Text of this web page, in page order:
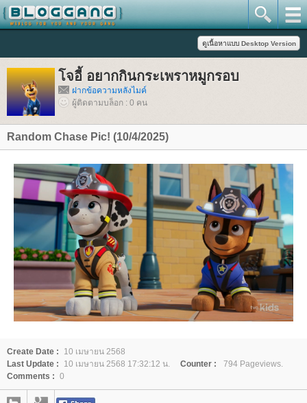
จอี้ อยากกินกระเพราหมูกรอบ
ฝากข้อความหลังไมค์
ผู้ติดตามบล็อก : 0 คน
Random Chase Pic! (10/4/2025)
Create Date :
10 เมษายน 2568
Last Update :
10 เมษายน 2568 17:32:12 น. Counter :
794 Pageviews.
Comments : 0